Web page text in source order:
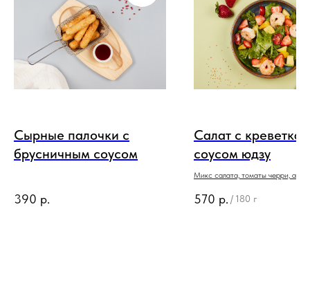
Сырные палочки с
брусничным соусом
390 р.
Салат с
соусом юдзу
Микс салата, томаты черри,
570 р. / 180 г